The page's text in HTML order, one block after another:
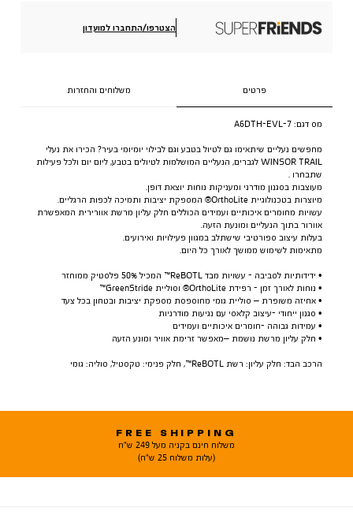
הצטרפו/התחברו למועדון
פרטים משלוחים והחזרות
מס דגם: A6DTH-EVL-7
מחפשים נעליים שיתאימו גם לטיול בטבע וגם לבילוי יומיומי בעיר? הכירו את נעלי
WINSOR TRAIL לגברים, הנעליים המושלמות לטיולים בטבע, ליום יום ולכל פעילות
שתבחרו .
מעוצבות בסגנון מודרני ומעניקות נוחות יוצאת דופן.
מיוצרות בטכנולוגיית OrthoLite® המספקת יציבות ותמיכה לכפות הרגליים.
עשויות מחומרים איכותיים ועמידים הכוללים חלק עליון מרשת אוורירית המאפשרת
אוורור בתוך הנעליים ומונעת הזעה.
בעלות עיצוב ספורטיבי שישתלב במגוון פעילויות ואירועים.
מתאימות לשימוש ממושך לאורך כל היום.
• ידידותיות לסביבה - עשויות מבד ReBOTL™ המכיל 50% פלסטיק ממוחזר
• נוחות לאורך זמן - רפידת OrthoLite® וסוליית GreenStride™
• אחיזה משופרת – סוליית גומי מחוספסת מספקת יציבות ובטחון בכל צעד
• סגנון ייחודי -עיצוב קלאסי עם נגיעות מודרניות
• עמידות גבוהה -חומרים איכותיים ועמידים
• חלק עליון מרשת נושמת –מאפשר זרימת אוויר ומונע הזעה
הרכב הבד: חלק עליון: רשת ReBOTL™, חלק פנימי: טקסטיל, סוליה: גומי
FREE SHIPPING
משלוח חינם בקניה מעל 249 ש"ח
(עלות משלוח 25 ש"ח)